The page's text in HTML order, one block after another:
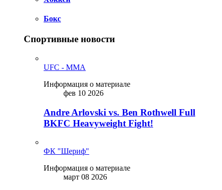
Бокс
Спортивные новости
UFC - MMA
Информация о материале
фев 10 2026
Andre Arlovski vs. Ben Rothwell Full
BKFC Heavyweight Fight!
ФК "Шериф"
Информация о материале
март 08 2026